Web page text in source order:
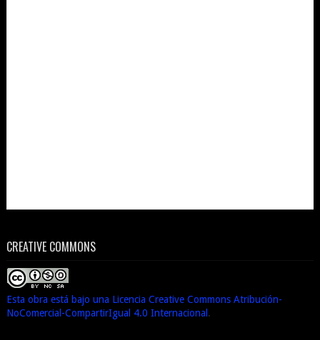
CREATIVE COMMONS
Esta obra está bajo una Licencia Creative Commons Atribución-
NoComercial-CompartirIgual 4.0 Internacional .